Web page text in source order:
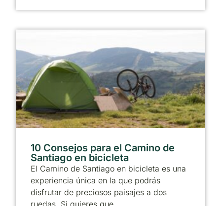
10 Consejos para el Camino de
Santiago en bicicleta
El Camino de Santiago en bicicleta es una
experiencia única en la que podrás
disfrutar de preciosos paisajes a dos